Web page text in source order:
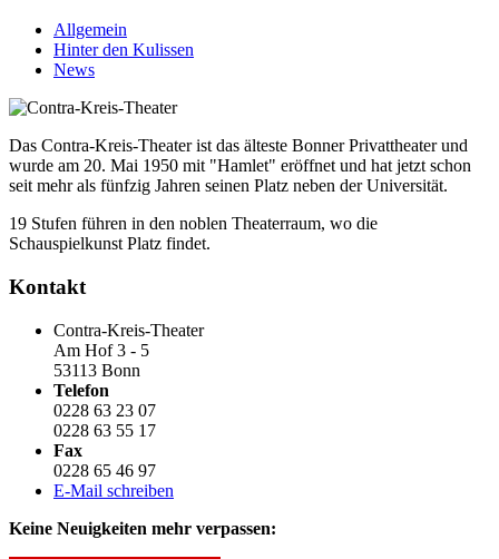
Allgemein
Hinter den Kulissen
News
Das Contra-Kreis-Theater ist das älteste Bonner Privattheater und
wurde am 20. Mai 1950 mit "Hamlet" eröffnet und hat jetzt schon
seit mehr als fünfzig Jahren seinen Platz neben der Universität.
19 Stufen führen in den noblen Theaterraum, wo die
Schauspielkunst Platz findet.
Kontakt
Contra-Kreis-Theater
Am Hof 3 - 5
53113 Bonn
Telefon
0228 63 23 07
0228 63 55 17
Fax
0228 65 46 97
E-Mail schreiben
Keine Neuigkeiten mehr verpassen: